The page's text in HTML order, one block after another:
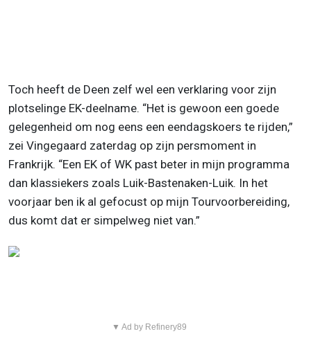
Toch heeft de Deen zelf wel een verklaring voor zijn
plotselinge EK-deelname. “Het is gewoon een goede
gelegenheid om nog eens een eendagskoers te rijden,”
zei Vingegaard zaterdag op zijn persmoment in
Frankrijk. “Een EK of WK past beter in mijn programma
dan klassiekers zoals Luik-Bastenaken-Luik. In het
voorjaar ben ik al gefocust op mijn Tourvoorbereiding,
dus komt dat er simpelweg niet van.”
▼ Ad by Refinery89